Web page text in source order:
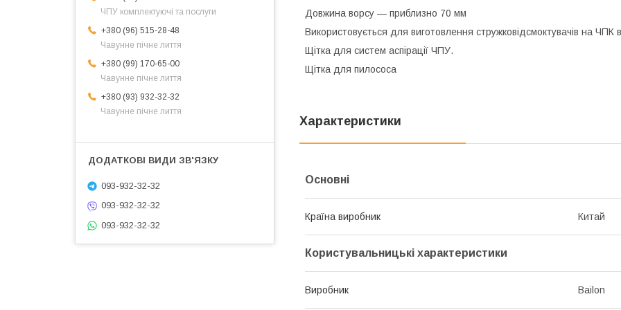
Довжина ворсу — приблизно 70 мм
Використовується для виготовлення стружковідсмоктувачів на ЧПК
Щітка для систем аспірації ЧПУ.
Щітка для пилососа
Характеристики
Основні
Країна виробник Китай
Користувальницькі характеристики
Виробник Bailon
ЧПУ комплектуючі та послуги
+380 (96) 515-28-48
Чавунне пічне лиття
+380 (99) 170-65-00
Чавунне пічне лиття
+380 (93) 932-32-32
Чавунне пічне лиття
093-932-32-32
093-932-32-32
093-932-32-32